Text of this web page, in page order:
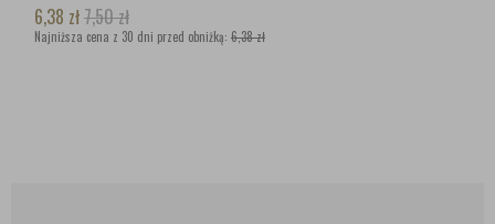
6,38 zł7,50zł
Najniższa cena z 30 dni przed obniżką: 6,38 zł